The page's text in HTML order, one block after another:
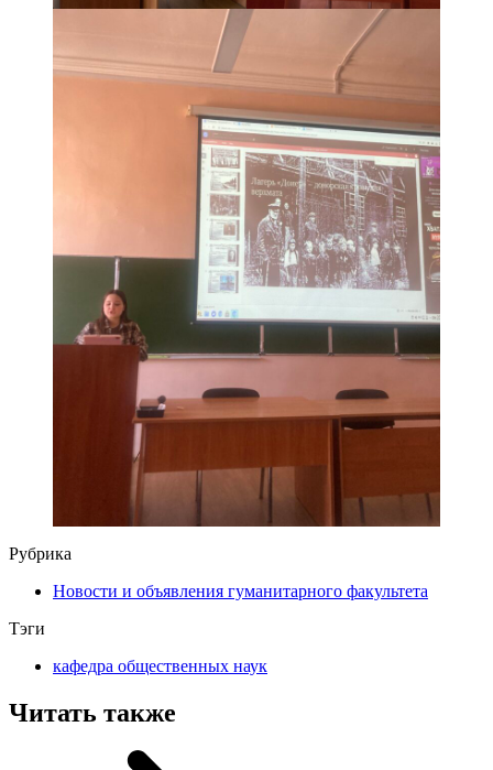
Рубрика
Новости и объявления гуманитарного факультета
Тэги
кафедра общественных наук
Читать также